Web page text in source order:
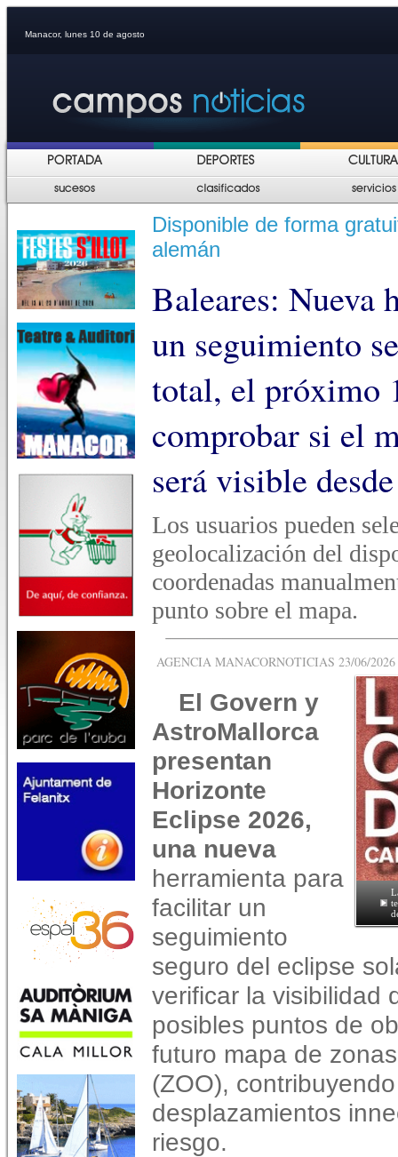
Manacor, lunes 10 de agosto
Disponible de forma
alemán
Baleares: Nueva
un seguimiento
total, el próximo
comprobar si el
será visible
Los usuarios pueden
geolocalización del
coordenadas
punto sobre el mapa.
AGENCIA MANACORNOTICIAS 23/06/
El Govern y
AstroMallorca
presentan
Horizonte
Eclipse 2026,
una nueva
herramienta para
facilitar un
seguimiento
seguro del eclipse
verificar la visibilidad
posibles puntos de
futuro mapa de
(ZOO),
desplazamientos
riesgo.